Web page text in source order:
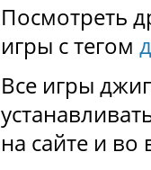
Посмотреть
игры с тегом
Все игры
на сайте и